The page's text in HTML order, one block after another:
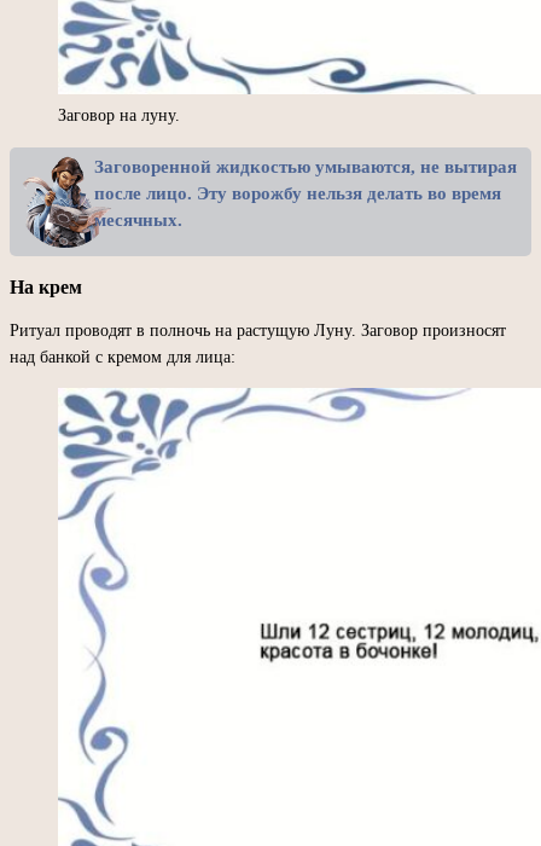
Заговор на луну.
Заговоренной жидкостью умываются, не вытирая
после лицо. Эту ворожбу нельзя делать во время
месячных.
На крем
Ритуал проводят в полночь на растущую Луну. Заговор произносят
над банкой с кремом для лица: